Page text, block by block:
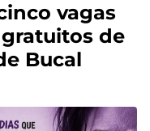
vagas
de
Bucal